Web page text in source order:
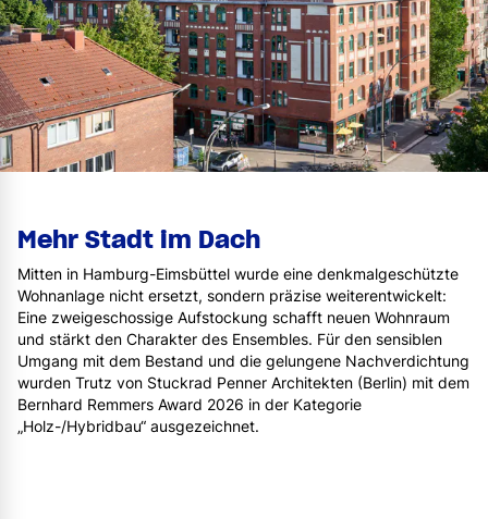
Mehr Stadt im Dach
Mitten in Hamburg-Eimsbüttel wurde eine denkmalgeschützte
Wohnanlage nicht ersetzt, sondern präzise weiterentwickelt:
Eine zweigeschossige Aufstockung schafft neuen Wohnraum
und stärkt den Charakter des Ensembles. Für den sensiblen
Umgang mit dem Bestand und die gelungene Nachverdichtung
wurden Trutz von Stuckrad Penner Architekten (Berlin) mit dem
Bernhard Remmers Award 2026 in der Kategorie
„Holz-/Hybridbau“ ausgezeichnet.